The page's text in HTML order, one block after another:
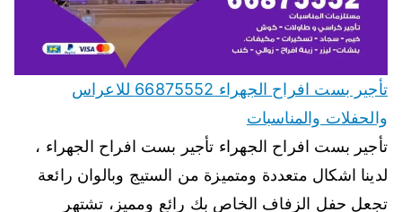
تأجير بست افراح الجهراء 66875552 للاعراس
والحفلات والمناسبات
تأجير بست افراح الجهراء تأجير بست افراح الجهراء ،
لدينا اشكال متعددة ومتميزة من الستيج وبالوان رائعة
تجعل حفل الزفاف الخاص بك رائع ومميز، تشتهر